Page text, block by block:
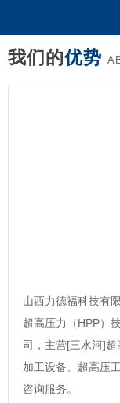
我们的优势
山西力德福科技有
超高压力（HPP）
司，主营[三水河]
加工设备、超高压
咨询服务。